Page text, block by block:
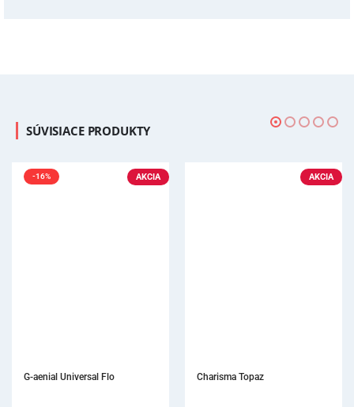
SÚVISIACE PRODUKTY
AKCIA
Charisma Topaz